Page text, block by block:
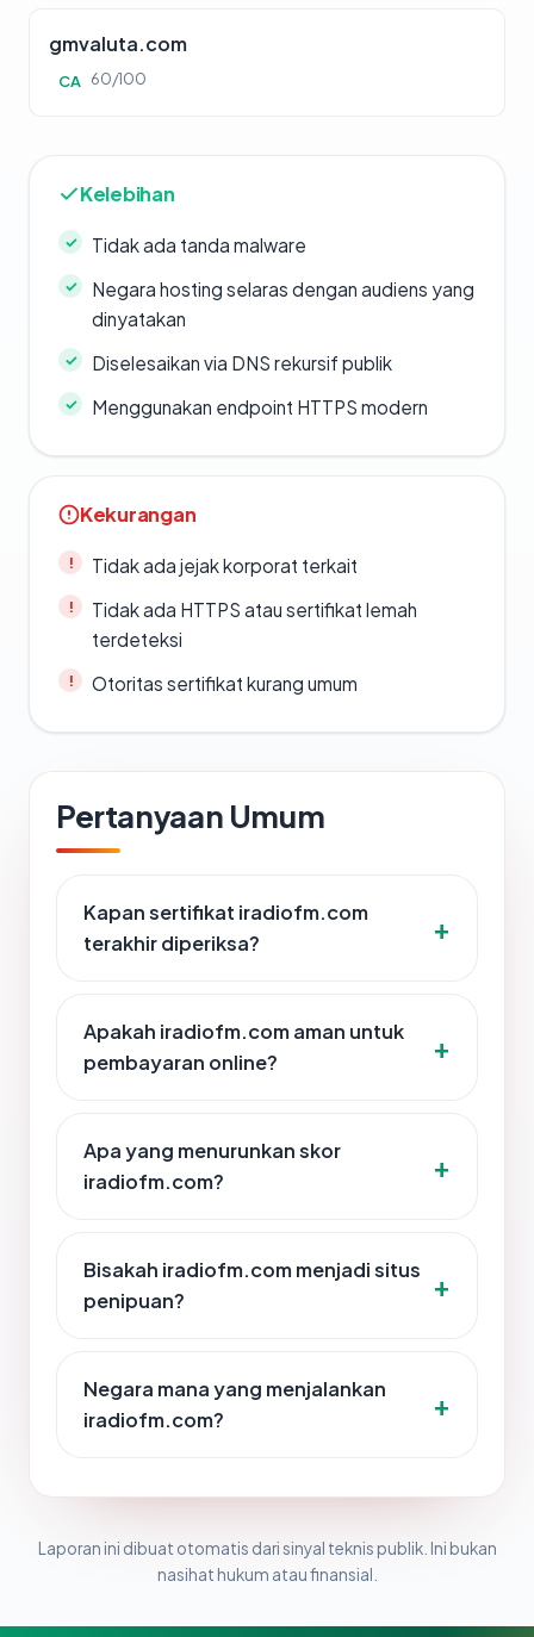
gmvaluta.com
CA 60/100
Kelebihan
Tidak ada tanda malware
Negara hosting selaras dengan audiens yang
dinyatakan
Diselesaikan via DNS rekursif publik
Menggunakan endpoint HTTPS modern
Kekurangan
Tidak ada jejak korporat terkait
Tidak ada HTTPS atau sertifikat lemah
terdeteksi
Otoritas sertifikat kurang umum
Pertanyaan Umum
Kapan sertifikat iradiofm.com
terakhir diperiksa?
Apakah iradiofm.com aman untuk
pembayaran online?
Apa yang menurunkan skor
iradiofm.com?
Bisakah iradiofm.com menjadi situs
penipuan?
Negara mana yang menjalankan
iradiofm.com?
Laporan ini dibuat otomatis dari sinyal teknis publik. Ini bukan
nasihat hukum atau finansial.